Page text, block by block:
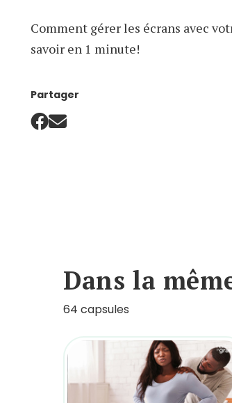
Comment gérer les écrans avec
savoir en 1 minute!
Partager
Dans la
64 capsules